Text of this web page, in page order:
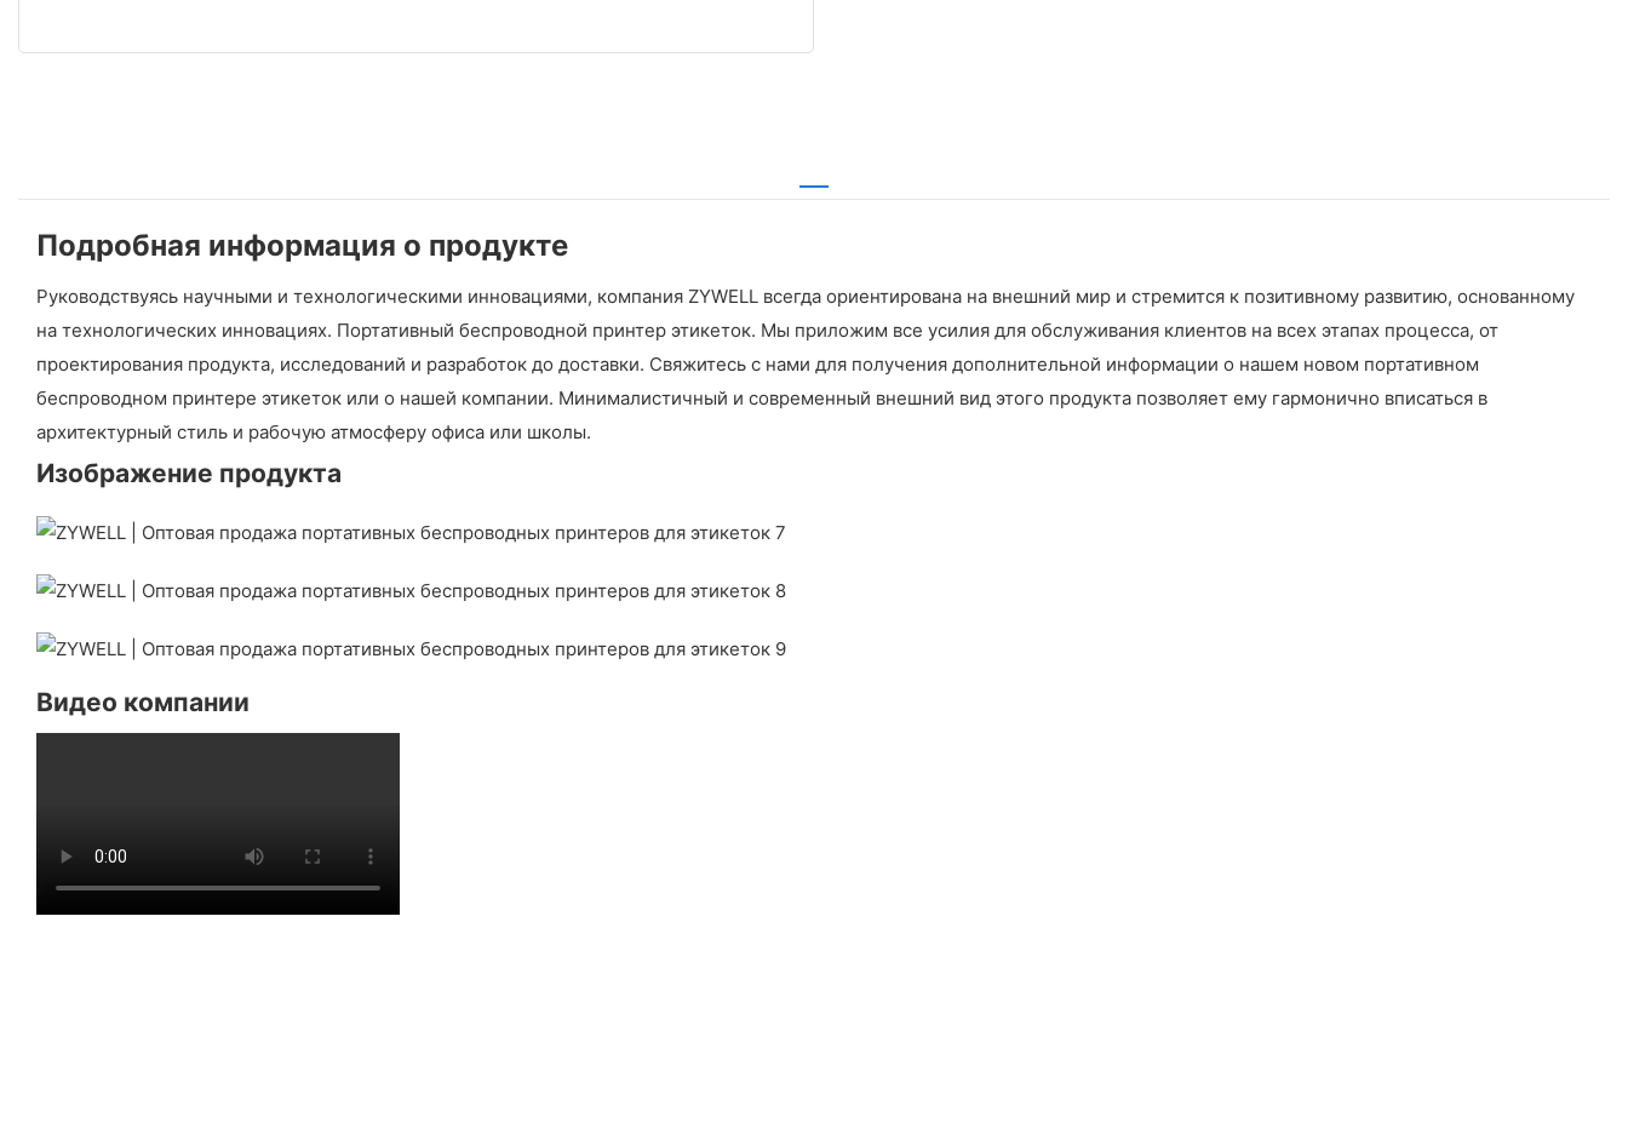
Подробная информация о продукте
Руководствуясь научными и технологическими инновациями, компания ZYWELL всегда ориентирована на внешний мир и стремится к позитивному развитию, основанному
на технологических инновациях. Портативный беспроводной принтер этикеток. Мы приложим все усилия для обслуживания клиентов на всех этапах процесса, от
проектирования продукта, исследований и разработок до доставки. Свяжитесь с нами для получения дополнительной информации о нашем новом портативном
беспроводном принтере этикеток или о нашей компании. Минималистичный и современный внешний вид этого продукта позволяет ему гармонично вписаться в
архитектурный стиль и рабочую атмосферу офиса или школы.
Изображение продукта
Видео компании